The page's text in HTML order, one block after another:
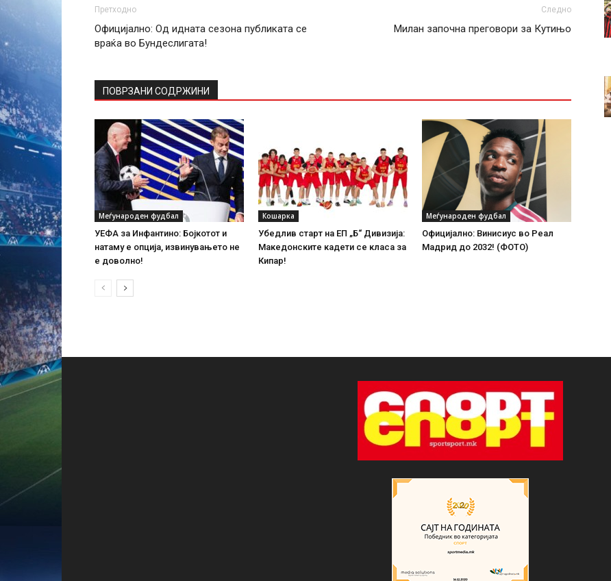
Претходно
Официјално: Од идната сезона публиката се
враќа во Бундеслигата!
Следно
Милан започна преговори за Кутињо
ПОВРЗАНИ СОДРЖИНИ
Меѓународен фудбал
УЕФА за Инфантино: Бојкотот и
натаму е опција, извинувањето не
е доволно!
Кошарка
Убедлив старт на ЕП „Б“ Дивизија:
Македонските кадети се класа за
Кипар!
Меѓународен фудбал
Официјално: Винисиус во Реал
Мадрид до 2032! (ФОТО)